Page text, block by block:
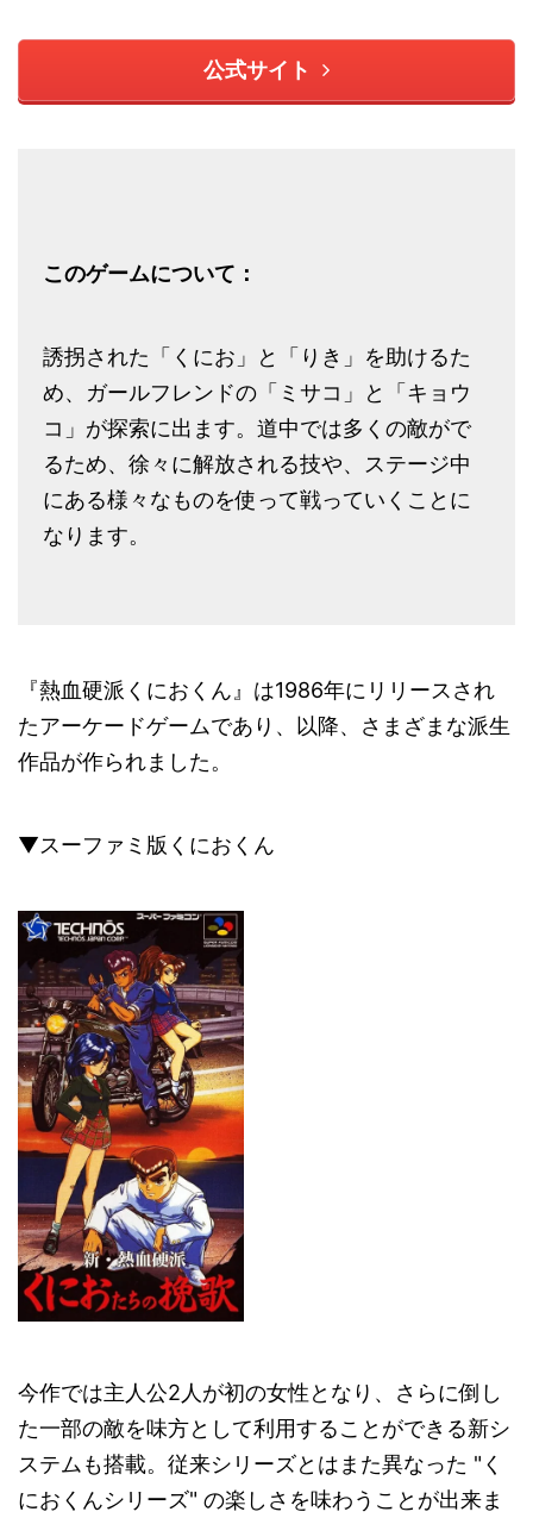
公式サイト
このゲームについて：
誘拐された「くにお」と「りき」を助けるた
め、ガールフレンドの「ミサコ」と「キョウ
コ」が探索に出ます。道中では多くの敵がで
るため、徐々に解放される技や、ステージ中
にある様々なものを使って戦っていくことに
なります。
『熱血硬派くにおくん』は1986年にリリースされ
たアーケードゲームであり、以降、さまざまな派生
作品が作られました。
▼スーファミ版くにおくん
今作では主人公2人が初の女性となり、さらに倒し
た一部の敵を味方として利用することができる新シ
ステムも搭載。従来シリーズとはまた異なった "く
におくんシリーズ" の楽しさを味わうことが出来ま